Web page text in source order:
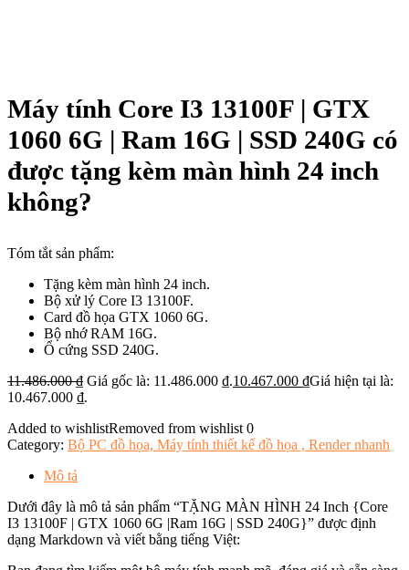
Máy tính Core I3 13100F | GTX
1060 6G | Ram 16G | SSD 240G có
được tặng kèm màn hình 24 inch
không?
Tóm tắt sản phẩm:
Tặng kèm màn hình 24 inch.
Bộ xử lý Core I3 13100F.
Card đồ họa GTX 1060 6G.
Bộ nhớ RAM 16G.
Ổ cứng SSD 240G.
11.486.000₫ Giá gốc là: 11.486.000 ₫.10.467.000 ₫Giá hiện tại là:
10.467.000 ₫.
Added to wishlistRemoved from wishlist 0
Category: Bộ PC đồ họa, Máy tính thiết kế đồ họa , Render nhanh
Mô tả
Dưới đây là mô tả sản phẩm “TẶNG MÀN HÌNH 24 Inch {Core
I3 13100F | GTX 1060 6G |Ram 16G | SSD 240G}” được định
dạng Markdown và viết bằng tiếng Việt: